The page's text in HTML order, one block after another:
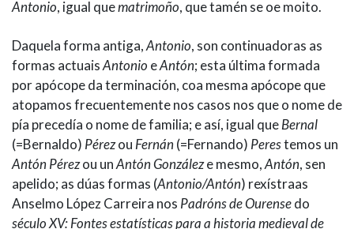
Antonio, igual quematrimoño, que tamén se oe moito.
Daquela forma antiga,Antonio, son continuadoras as
formas actuaisAntonio eAntón; esta última formada
por apócope da terminación, coa mesma apócope que
atopamos frecuentemente nos casos nos que o nome de
pía precedía o nome de familia; e así, igual queBernal
(=Bernaldo) Pérezou Fernán(=Fernando) Perestemos un
Antón Pérezou unAntón Gonzáleze mesmo,Antón, sen
apelido; as dúas formas (Antonio/Antón) rexístraas
Anselmo López Carreira nos Padróns de Ourensedo
século XV: Fontes estatísticas para a historia medieval de